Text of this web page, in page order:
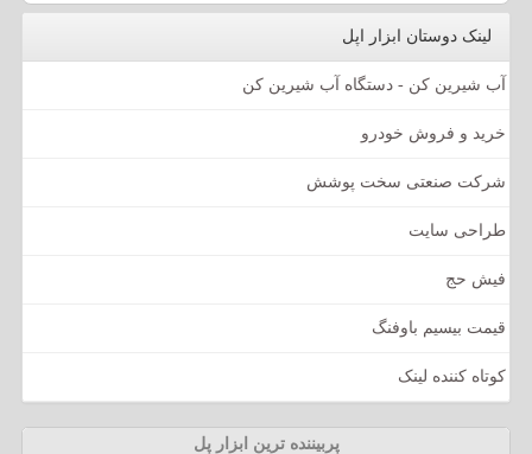
لینک دوستان ابزار اپل
آب شیرین کن - دستگاه آب شیرین کن
خرید و فروش خودرو
شرکت صنعتی سخت پوشش
طراحی سایت
فیش حج
قیمت بیسیم باوفنگ
کوتاه کننده لینک
پربیننده ترین ابزار پل